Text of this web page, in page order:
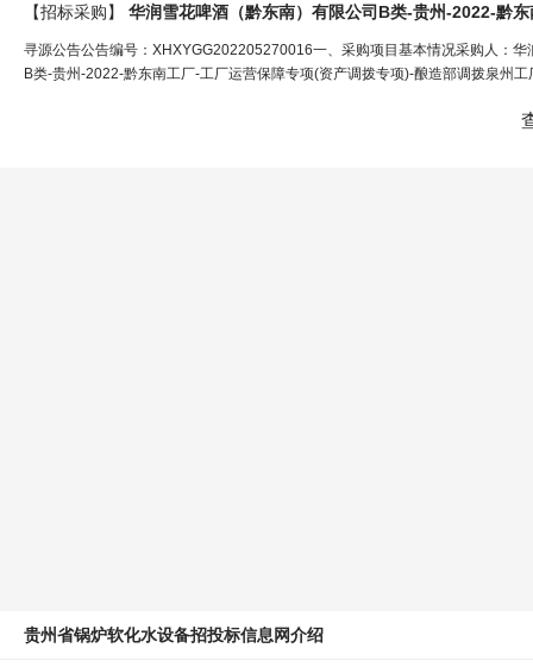
【招标采购】
寻源公告公告编号：XHXYGG202205270016一、采购项目基本情况采购人：
B类-贵州-2022-黔东南工厂-工厂运营保障专项(资产调拨专项)-酿造部调拨泉州
贵州省锅炉软化水设备招投标信息网介绍